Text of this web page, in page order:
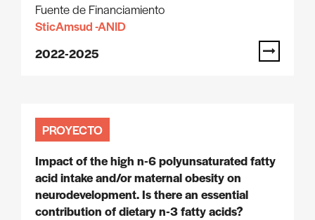
Fuente de Financiamiento
SticAmsud -ANID
2022-2025
PROYECTO
Impact of the high n-6 polyunsaturated fatty
acid intake and/or maternal obesity on
neurodevelopment. Is there an essential
contribution of dietary n-3 fatty acids?